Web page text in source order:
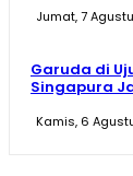
Jumat, 7
Garuda di
Singapura
Kamis, 6